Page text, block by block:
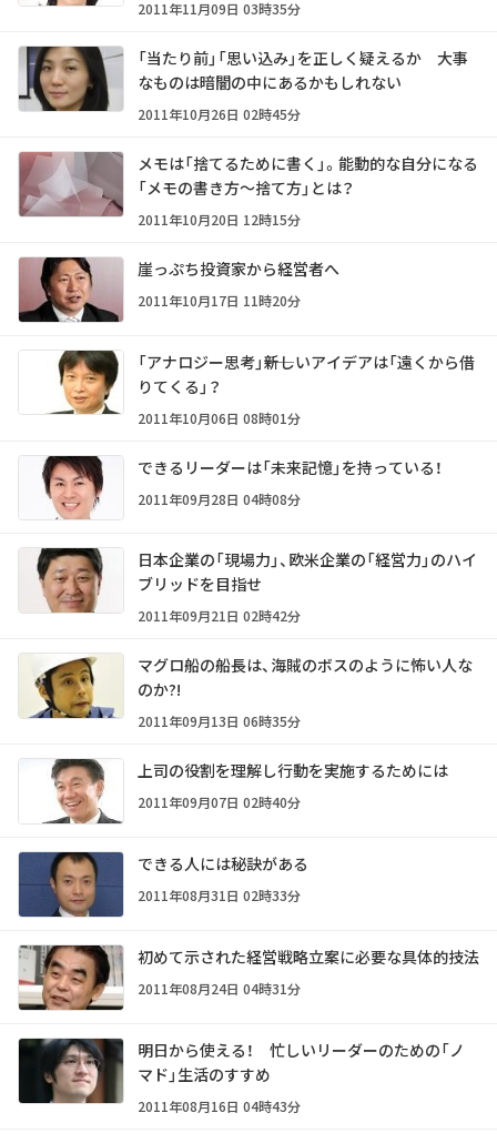
2011年11月09日 03時35分
「当たり前」「思い込み」を正しく疑えるか 大事
なものは暗闇の中にあるかもしれない
2011年10月26日 02時45分
メモは「捨てるために書く」。能動的な自分になる
「メモの書き方～捨て方」とは？
2011年10月20日 12時15分
崖っぷち投資家から経営者へ
2011年10月17日 11時20分
「アナロジー思考」――新しいアイデアは「遠くから借
りてくる」？
2011年10月06日 08時01分
できるリーダーは「未来記憶」を持っている！
2011年09月28日 04時08分
日本企業の「現場力」、欧米企業の「経営力」のハイ
ブリッドを目指せ
2011年09月21日 02時42分
マグロ船の船長は、海賊のボスのように怖い人な
のか?!
2011年09月13日 06時35分
上司の役割を理解し行動を実施するためには
2011年09月07日 02時40分
できる人には秘訣がある
2011年08月31日 02時33分
初めて示された経営戦略立案に必要な具体的技法
2011年08月24日 04時31分
明日から使える！ 忙しいリーダーのための「ノ
マド」生活のすすめ
2011年08月16日 04時43分